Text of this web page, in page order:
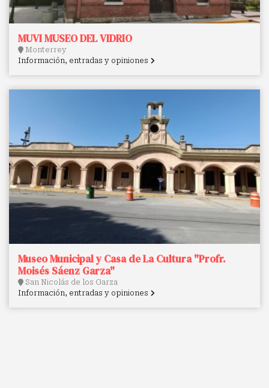
MUVI MUSEO DEL VIDRIO
Monterrey
Información, entradas y opiniones
Museo Municipal y Casa de La Cultura "Profr.
Moisés Sáenz Garza"
San Nicolás de los Garza
Información, entradas y opiniones